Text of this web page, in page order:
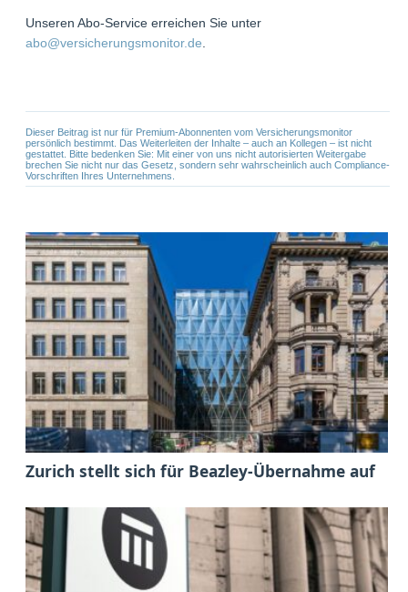
Unseren Abo-Service erreichen Sie unter
abo@versicherungsmonitor.de
Dieser Beitrag ist nur für Premium-Abonnenten vom Versicherungsmonitor
persönlich bestimmt. Das Weiterleiten der Inhalte – auch an Kollegen – ist nicht
gestattet. Bitte bedenken Sie: Mit einer von uns nicht autorisierten Weitergabe
brechen Sie nicht nur das Gesetz, sondern sehr wahrscheinlich auch Compliance-
Vorschriften Ihres Unternehmens.
Zurich stellt sich für Beazley-Übernahme auf